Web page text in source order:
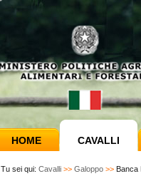
HOME CAVALLI
Tu sei qui: Cavalli >> Galoppo >> Banca